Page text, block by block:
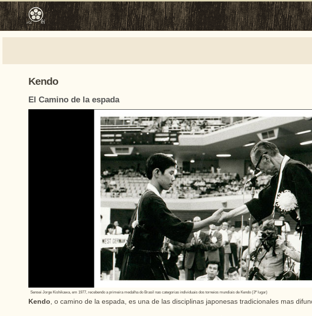
Kendo
El Camino de la espada
Sensei Jorge Kishikawa, em 1977, recebendo a primeira medalha do Brasil nas categorias individuais dos torneios mundiais de Kendo (3º lugar)
Kendo, o camino de la espada, es una de las disciplinas japonesas tradicionales mas